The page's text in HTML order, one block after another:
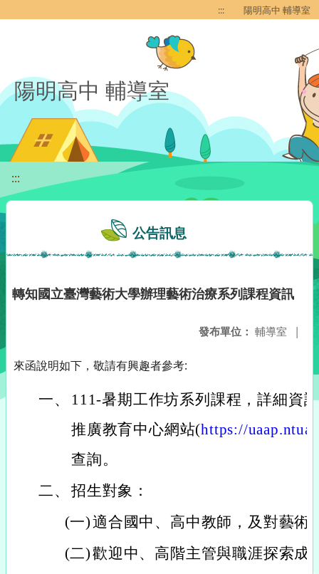
::: 陽明高中 輔導室
陽明高中 輔導室
:::
公告訊息
轉知國立臺灣藝術大學辦理藝術治療系列課程資訊
發布單位： 輔導室 |
來函說明如下，敬請有興趣者參考:
一、
111-暑期工作坊系列課程，詳細資
推廣教育中心網站(https://
查詢。
二、 招生對象：
(一)適合國中、高中教師，及對藝術
(二)歡迎中、高階主管與職涯探索成